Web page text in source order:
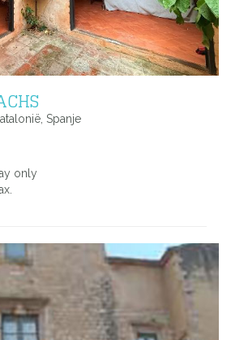
Spanje
only